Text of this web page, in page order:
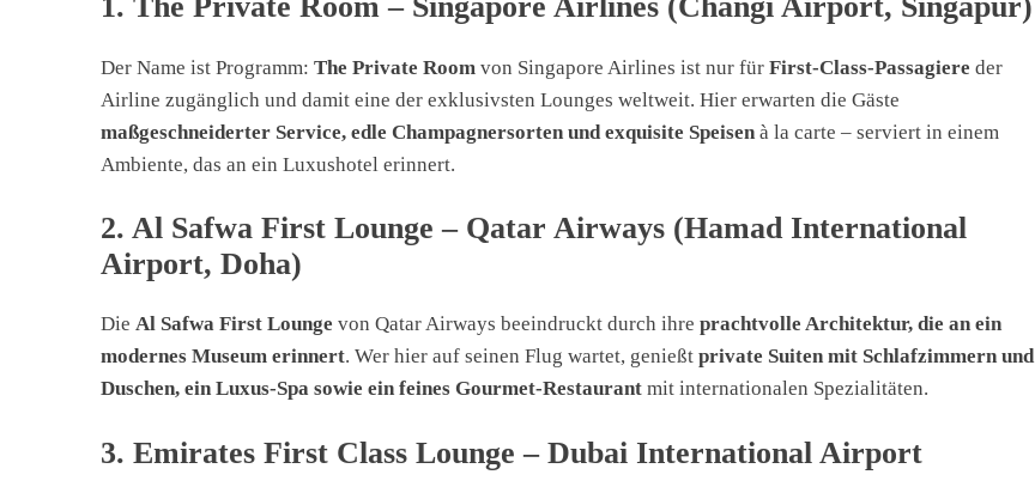
1. The Private Room – Singapore Airlines (Changi Airport, Singapur)
Der Name ist Programm: The Private Room von Singapore Airlines ist nur für First-Class-Passagiere der
Airline zugänglich und damit eine der exklusivsten Lounges weltweit. Hier erwarten die Gäste
maßgeschneiderter Service, edle Champagnersorten und exquisite Speisen à la carte – serviert in einem
Ambiente, das an ein Luxushotel erinnert.
2. Al Safwa First Lounge – Qatar Airways (Hamad International
Airport, Doha)
Die Al Safwa First Lounge von Qatar Airways beeindruckt durch ihre prachtvolle Architektur, die an ein
modernes Museum erinnert. Wer hier auf seinen Flug wartet, genießt private Suiten mit Schlafzimmern und
Duschen, ein Luxus-Spa sowie ein feines Gourmet-Restaurant mit internationalen Spezialitäten.
3. Emirates First Class Lounge – Dubai International Airport